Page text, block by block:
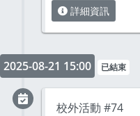
詳細資訊
2025-08-21 15:00 已結束
校外活動 #74